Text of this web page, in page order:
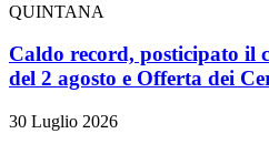
QUINTANA
Caldo record, posticipato il
del 2 agosto e Offerta dei
30 Luglio 2026